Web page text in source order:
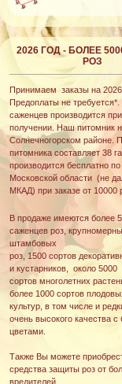
2026 ГОД - БОЛЕЕ
РОЗ
Принимаем заказы на 2026
Предоплаты не
саженцев производится
получении. Наш питомник
Солнечногорском районе.
питомника составляет 38
производится бесплатно
Московской области (не
МКАД) при заказе от 10000
В продаже имеются более
саженцев роз,
штамбовых
роз, 1500 сортов
и кустарников, около 5000
сортов многолетних
более 1000 сортов
культур, в том числе и
очень высокого качества с
цветами.
Также Вы можете
средства защиты роз от
вредителей.